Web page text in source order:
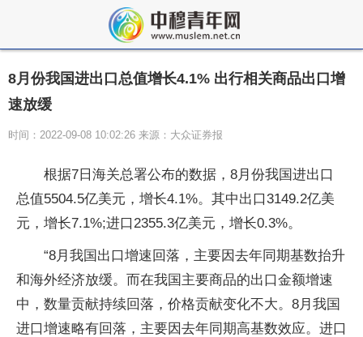
8月份我国进出口总值增长4.1% 出行相关商品出口增
速放缓
时间：2022-09-08 10:02:26 来源：大众证券报
根据7日海关总署公布的数据，8月份我国进出口
总值5504.5亿美元，增长4.1%。其中出口3149.2亿美
元，增长7.1%;进口2355.3亿美元，增长0.3%。
“8月我国出口增速回落，主要因去年同期基数抬升
和海外经济放缓。而在我国主要商品的出口金额增速
中，数量贡献持续回落，价格贡献变化不大。8月我国
进口增速略有回落，主要因去年同期高基数效应。进口